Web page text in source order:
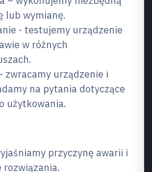
lub wymianę.
- testujemy urządzenie
w różnych
zwracamy urządzenie i
na pytania dotyczące
użytkowania.
przyczynę awarii i
rozwiązania.